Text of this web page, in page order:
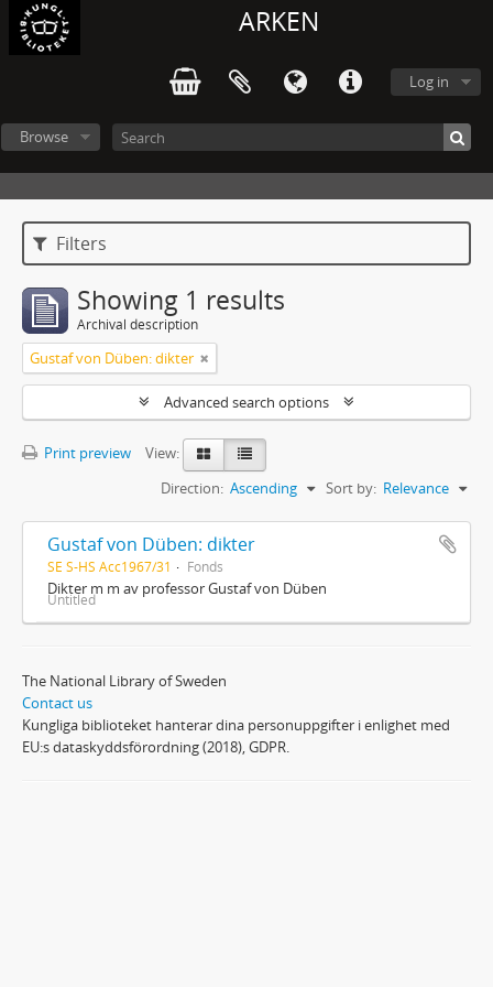
ARKEN
Log in
Browse
Filters
Showing 1 results
Archival description
Gustaf von Düben: dikter
Advanced search options
Print preview
View:
Sort by: Relevance
Direction: Ascending
Gustaf von Düben: dikter
SE S-HS Acc1967/31 Fonds
Dikter m m av professor Gustaf von Düben
Untitled
The National Library of Sweden
Contact us
Kungliga biblioteket hanterar dina personuppgifter i enlighet med
EU:s dataskyddsförordning (2018), GDPR.